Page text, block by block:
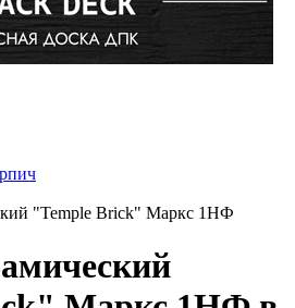
"Temple Brick" Маркс 1НФ